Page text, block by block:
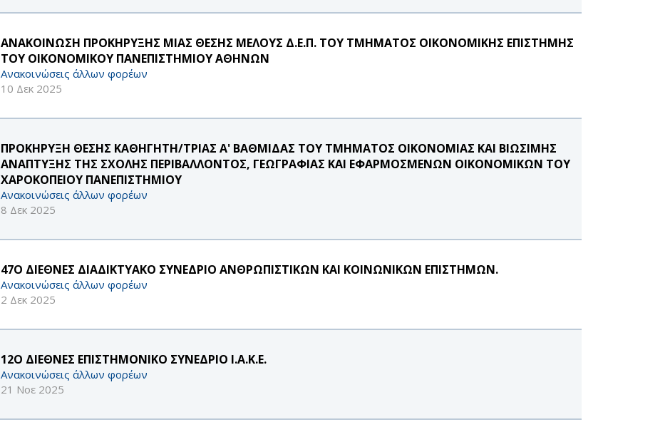
ΑΝΑΚΟΙΝΩΣΗ ΠΡΟΚΗΡΥΞΗΣ ΜΙΑΣ ΘΕΣΗΣ ΜΕΛΟΥΣ Δ.Ε.Π. ΤΟΥ ΤΜΗΜΑΤΟΣ ΟΙΚΟΝΟΜΙΚΗΣ ΕΠΙΣΤΗΜΗΣ
ΤΟΥ ΟΙΚΟΝΟΜΙΚΟΥ ΠΑΝΕΠΙΣΤΗΜΙΟΥ ΑΘΗΝΩΝ
Ανακοινώσεις άλλων φορέων
10 Δεκ 2025
ΠΡΟΚΗΡΥΞΗ ΘΕΣΗΣ ΚΑΘΗΓΗΤΗ/ΤΡΙΑΣ Α' ΒΑΘΜΙΔΑΣ ΤΟΥ ΤΜΗΜΑΤΟΣ ΟΙΚΟΝΟΜΙΑΣ ΚΑΙ ΒΙΩΣΙΜΗΣ
ΑΝΑΠΤΥΞΗΣ ΤΗΣ ΣΧΟΛΗΣ ΠΕΡΙΒΑΛΛΟΝΤΟΣ, ΓΕΩΓΡΑΦΙΑΣ ΚΑΙ ΕΦΑΡΜΟΣΜΕΝΩΝ ΟΙΚΟΝΟΜΙΚΩΝ ΤΟΥ
ΧΑΡΟΚΟΠΕΙΟΥ ΠΑΝΕΠΙΣΤΗΜΙΟΥ
Ανακοινώσεις άλλων φορέων
8 Δεκ 2025
47O ΔΙΕΘΝΕΣ ΔΙΑΔΙΚΤΥΑΚΟ ΣΥΝΕΔΡΙΟ ΑΝΘΡΩΠΙΣΤΙΚΩΝ ΚΑΙ ΚΟΙΝΩΝΙΚΩΝ ΕΠΙΣΤΗΜΩΝ.
Ανακοινώσεις άλλων φορέων
2 Δεκ 2025
12Ο ΔΙΕΘΝΕΣ ΕΠΙΣΤΗΜΟΝΙΚΟ ΣΥΝΕΔΡΙΟ Ι.Α.Κ.Ε.
Ανακοινώσεις άλλων φορέων
21 Νοε 2025